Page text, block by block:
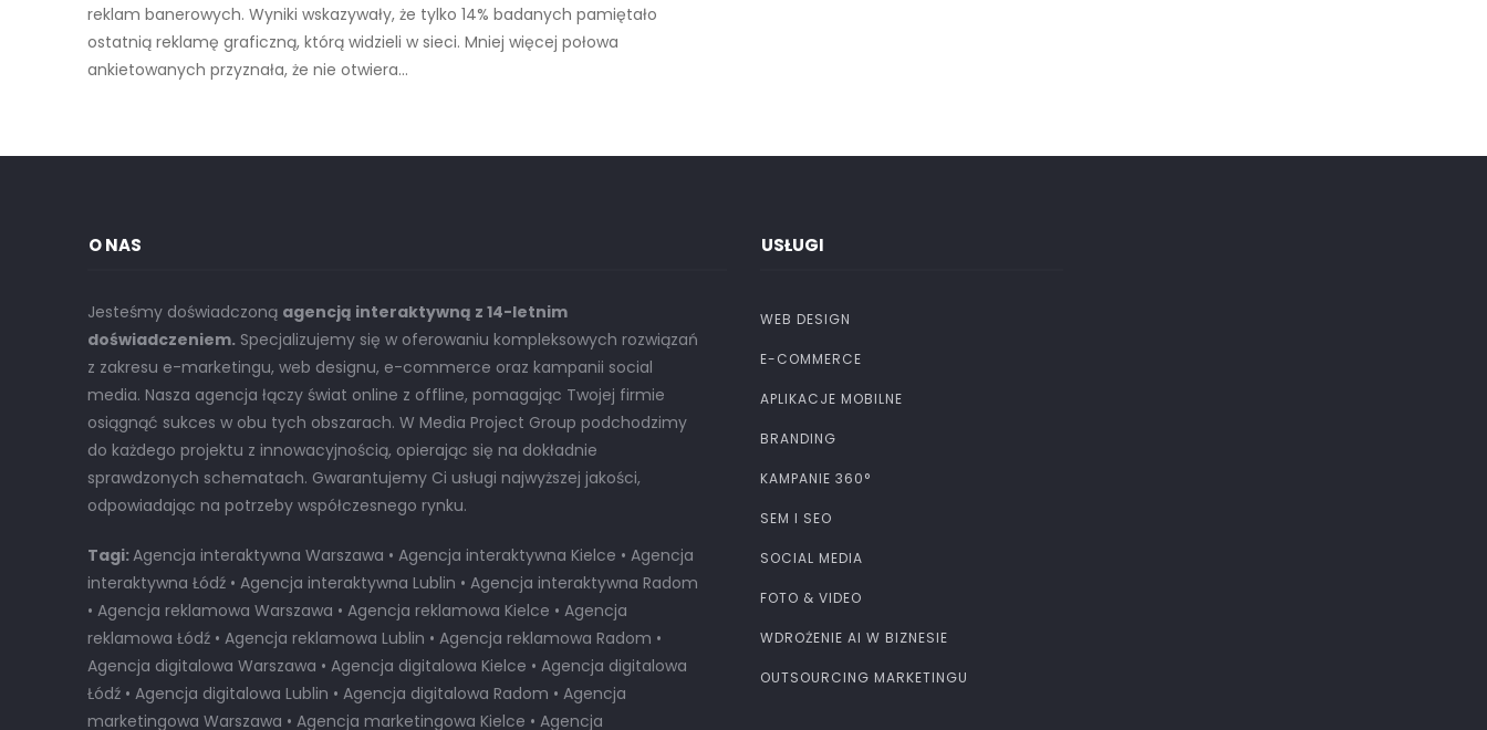
reklam banerowych. Wyniki wskazywały, że tylko 14% badanych pamiętało
ostatnią reklamę graficzną, którą widzieli w sieci. Mniej więcej połowa
ankietowanych przyznała, że nie otwiera...
O NAS
Jesteśmy doświadczoną agencją interaktywną z 14-letnim
doświadczeniem. Specjalizujemy się w oferowaniu kompleksowych rozwiązań
z zakresu e-marketingu, web designu, e-commerce oraz kampanii social
media. Nasza agencja łączy świat online z offline, pomagając Twojej firmie
osiągnąć sukces w obu tych obszarach. W Media Project Group podchodzimy
do każdego projektu z innowacyjnością, opierając się na dokładnie
sprawdzonych schematach. Gwarantujemy Ci usługi najwyższej jakości,
odpowiadając na potrzeby współczesnego rynku.
Tagi:Agencja interaktywna Warszawa • Agencja interaktywna Kielce • Agencja
interaktywna Łódź • Agencja interaktywna Lublin • Agencja interaktywna Radom
• Agencja reklamowa Warszawa • Agencja reklamowa Kielce • Agencja
reklamowa Łódź • Agencja reklamowa Lublin • Agencja reklamowa Radom •
Agencja digitalowa Warszawa • Agencja digitalowa Kielce • Agencja digitalowa
Łódź • Agencja digitalowa Lublin • Agencja digitalowa Radom • Agencja
marketingowa Warszawa • Agencja marketingowa Kielce • Agencja
USŁUGI
WEB DESIGN
E-COMMERCE
APLIKACJE MOBILNE
BRANDING
KAMPANIE 360°
SEM I SEO
SOCIAL MEDIA
FOTO & VIDEO
WDROŻENIE AI W BIZNESIE
OUTSOURCING MARKETINGU